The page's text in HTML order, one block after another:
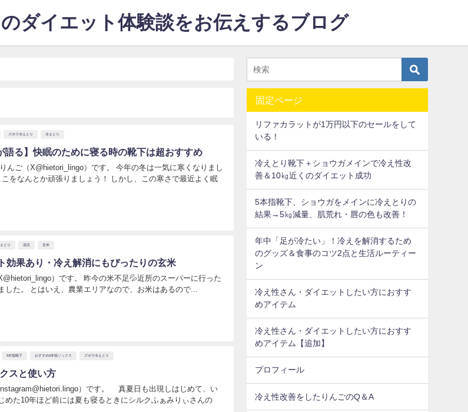
ダイエット体験談をお伝えするブログ
ズボラ冷えとり 冷えとり
語る】快眠のために寝る時の靴下は超おすすめ
んご（X@hietori_lingo）です。 今年の冬は一気に寒くなりまし
をなんとか頑張りましょう！ しかし、この寒さで最近よく眠
とり 温活 玄米
効果あり・冷え解消にもぴったりの玄米
）です。 昨今の米不足💦近所のスーパーに行った
した。 とはいえ、農業エリアなので、お米はあるので...
5本指靴下 おすすめ5本指ソックス ズボラ冷えとり
スと使い方
）です。 真夏日も出現しはじめて、い
めた10年ほど前には夏も寝るときにシルクふぁみりぃさんの
固定ページ
リファカラットが1万円以下のセールをして
いる！
冷えとり靴下＋ショウガメインで冷え性改
善＆10㎏近くのダイエット成功
5本指靴下、ショウガをメインに冷えとりの
結果→5㎏減量、肌荒れ・唇の色も改善！
年中「足が冷たい」！冷えを解消するため
のグッズ＆食事のコツ2点と生活ルーティー
ン
冷え性さん・ダイエットしたい方におすす
めアイテム
冷え性さん・ダイエットしたい方におすす
めアイテム【追加】
プロフィール
冷え性改善をしたりんごのQ＆A